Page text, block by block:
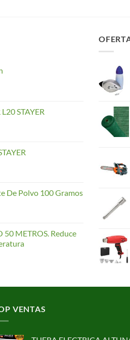
STAYER
De Polvo 100 Gramos
50 METROS. Reduce
VENTAS